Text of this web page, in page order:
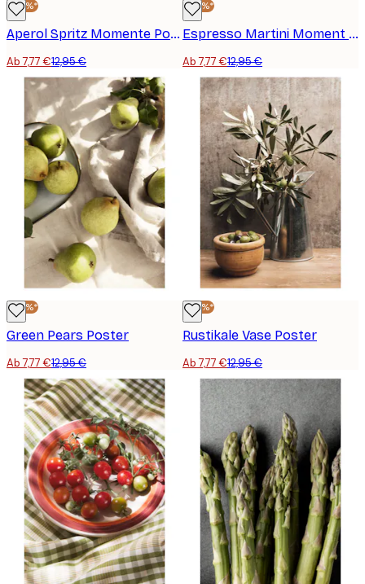
-40%*
Aperol Spritz Momente Poster
Ab 7,77 €12,95 €
-40%*
Espresso Martini Moment Poster
Ab 7,77 €12,95 €
-40%*
Green Pears Poster
Ab 7,77 €12,95 €
-40%*
Rustikale Vase Poster
Ab 7,77 €12,95 €